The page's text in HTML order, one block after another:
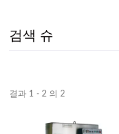
검색 슈
결과 1 - 2 의 2